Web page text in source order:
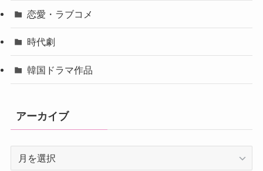
恋愛・ラブコメ
時代劇
韓国ドラマ作品
アーカイブ